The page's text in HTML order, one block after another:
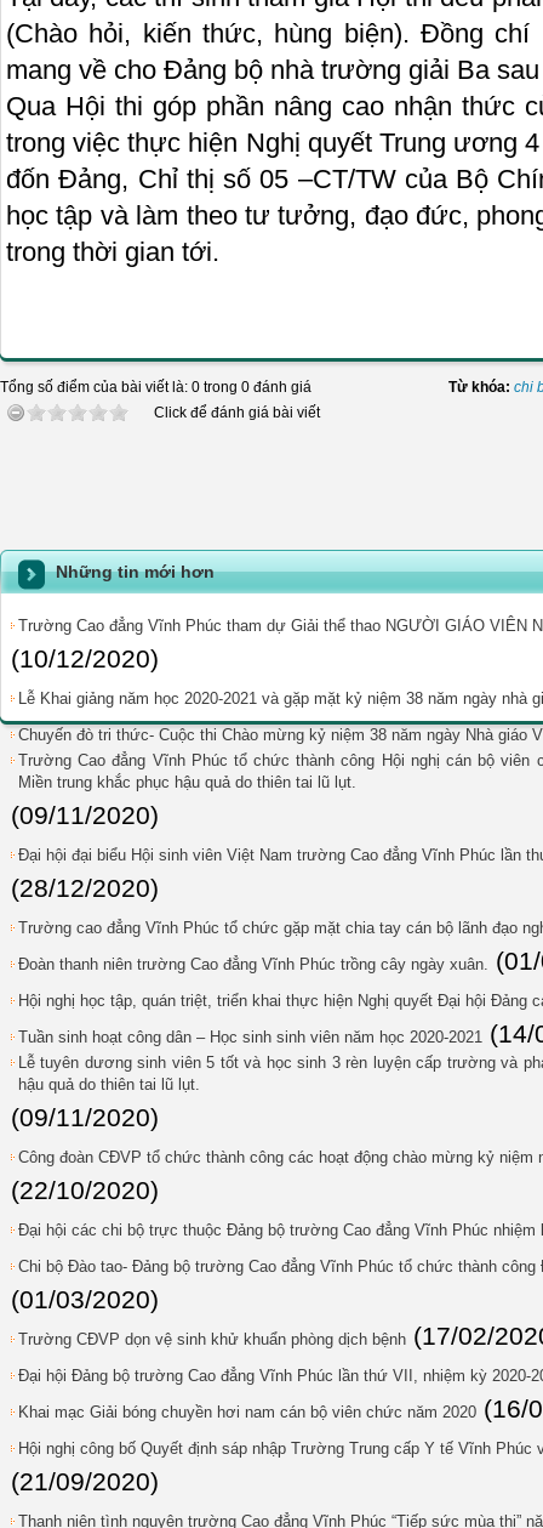
(Chào hỏi, kiến thức, hùng biện). Đồng
mang về cho Đảng bộ nhà trường giải Ba
Qua Hội thi góp phần nâng cao nhận thức
trong việc thực hiện Nghị quyết Trung ương
đốn Đảng, Chỉ thị số 05 –CT/TW của Bộ
học tập và làm theo tư tưởng, đạo đức,
trong thời gian tới.
Tổng số điểm của bài viết là: 0 trong 0 đánh giá
Click để đánh giá bài viết
Từ khóa: chi
Những tin mới hơn
Trường Cao đẳng Vĩnh Phúc tham dự Giải thể thao NGƯỜI GIÁO VIÊN
(10/12/2020)
Lễ Khai giảng năm học 2020-2021 và gặp mặt kỷ niệm 38 năm ngày nhà
Chuyến đò tri thức- Cuộc thi Chào mừng kỷ niệm 38 năm ngày Nhà giáo
Trường Cao đẳng Vĩnh Phúc tổ chức thành công Hội nghị cán bộ viên
Miền trung khắc phục hậu quả do thiên tai lũ lụt.
(09/11/2020)
Đại hội đại biểu Hội sinh viên Việt Nam trường Cao đẳng Vĩnh Phúc lần
(28/12/2020)
Trường cao đẳng Vĩnh Phúc tổ chức gặp mặt chia tay cán bộ lãnh đạo
Đoàn thanh niên trường Cao đẳng Vĩnh Phúc trồng cây ngày xuân.
Hội nghị học tập, quán triệt, triển khai thực hiện Nghị quyết Đại hội Đảng
Tuần sinh hoạt công dân – Học sinh sinh viên năm học 2020-2021 (14/
Lễ tuyên dương sinh viên 5 tốt và học sinh 3 rèn luyện cấp trường và
hậu quả do thiên tai lũ lụt.
(09/11/2020)
Công đoàn CĐVP tổ chức thành công các hoạt động chào mừng kỷ niệm
(22/10/2020)
Đại hội các chi bộ trực thuộc Đảng bộ trường Cao đẳng Vĩnh Phúc nhiệm
Chi bộ Đào tao- Đảng bộ trường Cao đẳng Vĩnh Phúc tổ chức thành
(01/03/2020)
Trường CĐVP dọn vệ sinh khử khuẩn phòng dịch bệnh (17/02/
Đại hội Đảng bộ trường Cao đẳng Vĩnh Phúc lần thứ VII, nhiệm kỳ 2020-
Khai mạc Giải bóng chuyền hơi nam cán bộ viên chức năm 2020 (16/
Hội nghị công bố Quyết định sáp nhập Trường Trung cấp Y tế Vĩnh
(21/09/2020)
Thanh niên tình nguyện trường Cao đẳng Vĩnh Phúc “Tiếp sức mùa thi”